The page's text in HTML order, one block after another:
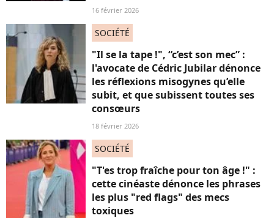
16 février 2026
SOCIÉTÉ
"Il se la tape !", “c’est son mec” :
l'avocate de Cédric Jubilar dénonce
les réflexions misogynes qu’elle
subit, et que subissent toutes ses
consœurs
18 février 2026
SOCIÉTÉ
"T'es trop fraîche pour ton âge !" :
cette cinéaste dénonce les phrases
les plus "red flags" des mecs
toxiques